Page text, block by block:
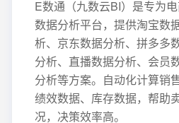
E数通（九数云BI）是专为
数据分析平台，提供淘宝数
析、京东数据分析、拼多多
分析、直播数据分析、会员
分析等方案。自动化计算销
绩效数据、库存数据，帮助
况，决策效率高。